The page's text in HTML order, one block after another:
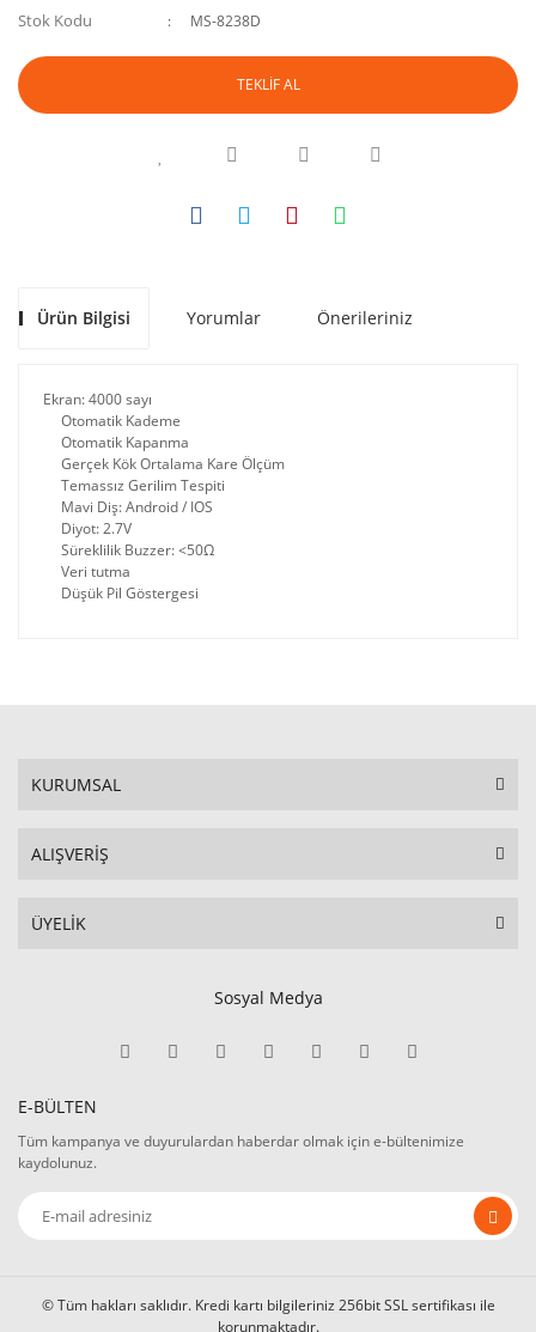
Stok Kodu MS-8238D
TEKLİF AL
Ürün Bilgisi Yorumlar Önerileriniz
Ekran: 4000 sayı
Otomatik Kademe
Otomatik Kapanma
Gerçek Kök Ortalama Kare Ölçüm
Temassız Gerilim Tespiti
Mavi Diş: Android / IOS
Diyot: 2.7V
Süreklilik Buzzer: <50Ω
Veri tutma
Düşük Pil Göstergesi
KURUMSAL
ALIŞVERİŞ
ÜYELİK
Sosyal Medya
E-BÜLTEN
Tüm kampanya ve duyurulardan haberdar olmak için e-bültenimize
kaydolunuz.
© Tüm hakları saklıdır. Kredi kartı bilgileriniz 256bit SSL sertifikası ile
korunmaktadır.